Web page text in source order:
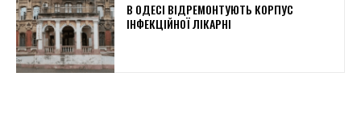
В ОДЕСІ ВІДРЕМОНТУЮТЬ КОРПУС
ІНФЕКЦІЙНОЇ ЛІКАРНІ